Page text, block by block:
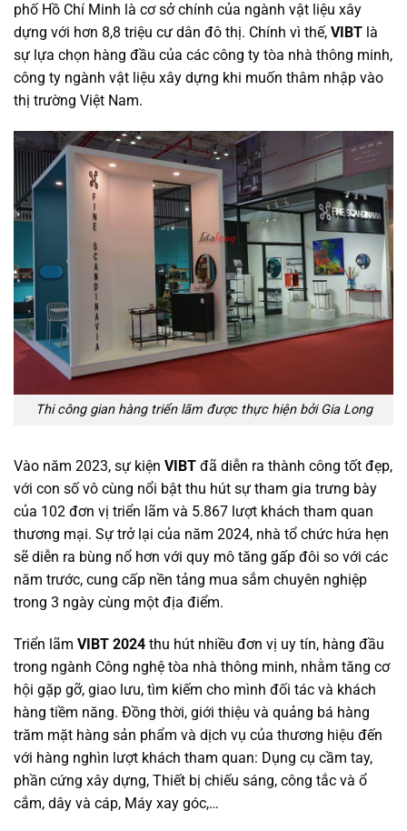
phố Hồ Chí Minh là cơ sở chính của ngành vật liệu xây
dựng với hơn 8,8 triệu cư dân đô thị. Chính vì thế, VIBT là
sự lựa chọn hàng đầu của các công ty tòa nhà thông minh,
công ty ngành vật liệu xây dựng khi muốn thâm nhập vào
thị trường Việt Nam.
Thi công gian hàng triển lãm được thực hiện bởi Gia Long
Vào năm 2023, sự kiện VIBT đã diễn ra thành công tốt đẹp,
với con số vô cùng nổi bật thu hút sự tham gia trưng bày
của 102 đơn vị triển lãm và 5.867 lượt khách tham quan
thương mại. Sự trở lại của năm 2024, nhà tổ chức hứa hẹn
sẽ diễn ra bùng nổ hơn với quy mô tăng gấp đôi so với các
năm trước, cung cấp nền tảng mua sắm chuyên nghiệp
trong 3 ngày cùng một địa điểm.
Triển lãm VIBT 2024 thu hút nhiều đơn vị uy tín, hàng đầu
trong ngành Công nghệ tòa nhà thông minh, nhằm tăng cơ
hội gặp gỡ, giao lưu, tìm kiếm cho mình đối tác và khách
hàng tiềm năng. Đồng thời, giới thiệu và quảng bá hàng
trăm mặt hàng sản phẩm và dịch vụ của thương hiệu đến
với hàng nghìn lượt khách tham quan: Dụng cụ cầm tay,
phần cứng xây dựng, Thiết bị chiếu sáng, công tắc và ổ
cắm, dây và cáp, Máy xay góc,…